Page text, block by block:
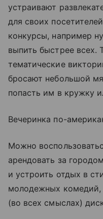
устраивают
для своих
конкурсы, например
выпить быстрее всех.
тематические
бросают небольшой
попасть им в кружку
Вечеринка по-
Можно
арендовать за
и устроить отдых в
молодежных комедий,
(во всех смыслах)